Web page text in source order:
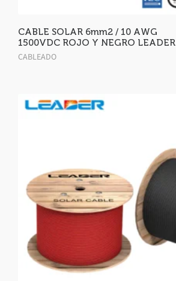
CABLE SOLAR 6mm2 / 10 AWG
1500VDC ROJO Y NEGRO LEADER
CABLEADO